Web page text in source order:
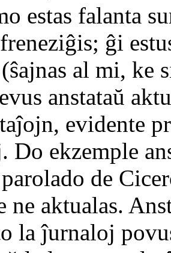
estas falanta
ĝi
al mi, ke
anstataŭ
evidente
Do ekzemple
de
ne aktualas.
la ĵurnaloj